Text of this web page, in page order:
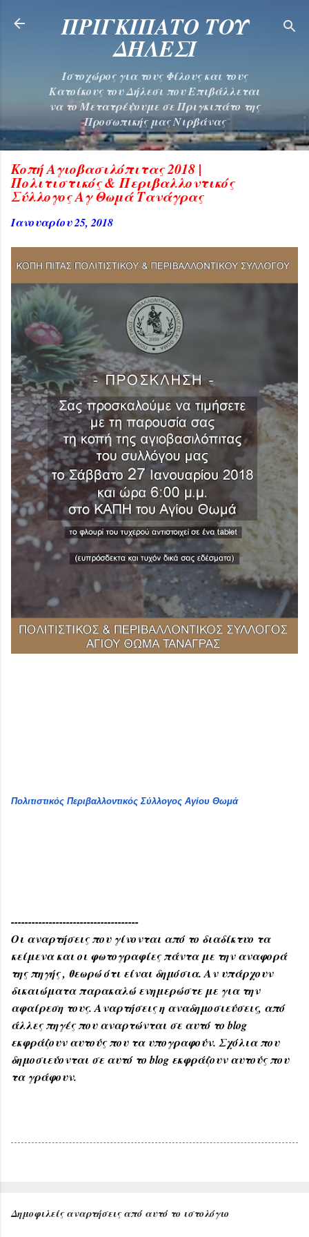
Μετάβαση στο κύριο περιεχόμενο
ΠΡΙΓΚΙΠΑΤΟ ΤΟΥ
ΔΗΛΕΣΙ
Ιστοχώρος για τους Φίλους και τους
Κατοίκους του Δήλεσι που Επιβάλλεται
να το Μετατρέψουμε σε Πριγκιπάτο της
Προσωπικής μας Νιρβάνας
Κοπή Αγιοβασιλόπιτας 2018 |
Πολιτιστικός & Περιβαλλοντικός
Σύλλογος Αγ Θωμά Τανάγρας
Ιανουαρίου 25, 2018
Πολιτιστικός Περιβαλλοντικός Σύλλογος Αγίου Θωμά
-------------------------------------
Οι αναρτήσεις που γίνονται από το διαδίκτυο τα
κείμενα και οι φωτογραφίες πάντα με την αναφορά
της πηγής , θεωρώ ότι είναι δημόσια. Αν υπάρχουν
δικαιώματα παρακαλώ ενημερώστε με για την
αφαίρεση τους. Αναρτήσεις η αναδημοσιεύσεις, από
άλλες πηγές που αναρτώνται σε αυτό το blog
εκφράζουν αυτούς που τα υπογραφούν. Σχόλια που
δημοσιεύονται σε αυτό το blog εκφράζουν αυτούς που
τα γράφουν.
Δημοφιλείς αναρτήσεις από αυτό το ιστολόγιο